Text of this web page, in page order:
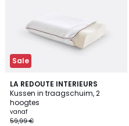
Sale
LA REDOUTE INTERIEURS
Kussen in traagschuim, 2
hoogtes
vanaf
59,99 €
4,2
/ 5